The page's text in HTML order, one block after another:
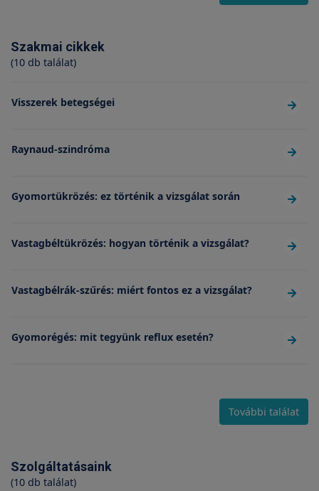
Szakmai cikkek
(10 db találat)
Visszerek betegségei
Raynaud-szindróma
Gyomortükrözés: ez történik a vizsgálat során
Vastagbéltükrözés: hogyan történik a vizsgálat?
Vastagbélrák-szűrés: miért fontos ez a vizsgálat?
Gyomorégés: mit tegyünk reflux esetén?
További találat
Szolgáltatásaink
(10 db találat)